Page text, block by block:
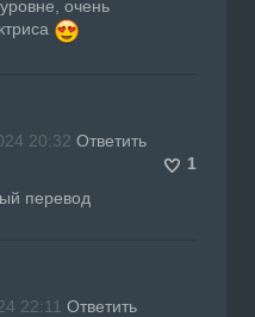
очень
20:32 Ответить
1
перевод
22:11 Ответить